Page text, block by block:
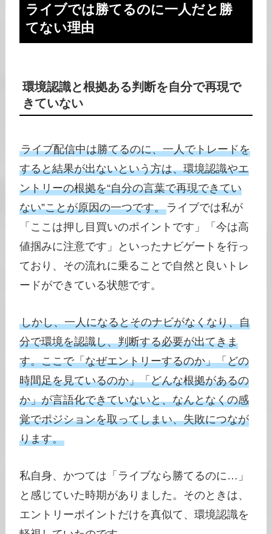
ライブでは勝てるのに一人だと勝
てない理由
環境認識と根拠ある判断を自分で再現で
きていない
ライブ配信中は勝てるのに、一人でトレードを
すると結果が出ないという方は、環境認識やエ
ントリーの根拠を“自分の言葉で再現できてい
ない”ことが原因の一つです。ライブでは私が
「ここは押し目買いのポイントです」「今は高
値掴みに注意です」といったナビゲートを行っ
ており、その流れに乗ることで自然と良いトレ
ードができている状態です。
しかし、一人になるとそのナビがなくなり、自
分で環境を認識し、判断する必要が出てきま
す。ここで「なぜエントリーするのか」「どの
時間足を見ているのか」「どんな根拠があるの
か」が言語化できていないと、なんとなくの感
覚でポジションを取ってしまい、失敗につなが
ります。
私自身、かつては「ライブなら勝てるのに…」
と感じていた時期がありました。そのときは、
エントリーポイントだけを真似て、環境認識を